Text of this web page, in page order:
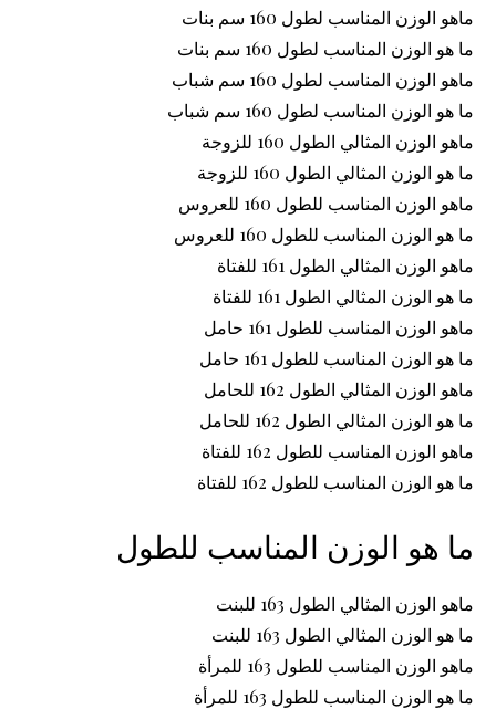
ماهو الوزن المناسب لطول 160 سم بنات
ما هو الوزن المناسب لطول 160 سم بنات
ماهو الوزن المناسب لطول 160 سم شباب
ما هو الوزن المناسب لطول 160 سم شباب
ماهو الوزن المثالي الطول 160 للزوجة
ما هو الوزن المثالي الطول 160 للزوجة
ماهو الوزن المناسب للطول 160 للعروس
ما هو الوزن المناسب للطول 160 للعروس
ماهو الوزن المثالي الطول 161 للفتاة
ما هو الوزن المثالي الطول 161 للفتاة
ماهو الوزن المناسب للطول 161 حامل
ما هو الوزن المناسب للطول 161 حامل
ماهو الوزن المثالي الطول 162 للحامل
ما هو الوزن المثالي الطول 162 للحامل
ماهو الوزن المناسب للطول 162 للفتاة
ما هو الوزن المناسب للطول 162 للفتاة
ما هو الوزن المناسب للطول
ماهو الوزن المثالي الطول 163 للبنت
ما هو الوزن المثالي الطول 163 للبنت
ماهو الوزن المناسب للطول 163 للمرأة
ما هو الوزن المناسب للطول 163 للمرأة